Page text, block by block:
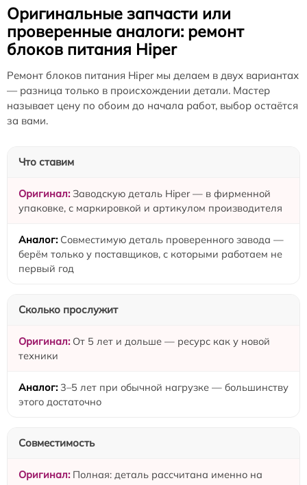
Оригинальные запчасти или
проверенные аналоги: ремонт
блоков питания Hiper
Ремонт блоков питания Hiper мы делаем в двух вариантах
— разница только в происхождении детали. Мастер
называет цену по обоим до начала работ, выбор остаётся
за вами.
Что ставим
Заводскую деталь Hiper — в фирменной
упаковке, с маркировкой и артикулом производителя
Совместимую деталь проверенного завода —
берём только у поставщиков, с которыми работаем не
первый год
Сколько прослужит
От 5 лет и дольше — ресурс как у новой
техники
3–5 лет при обычной нагрузке — большинству
этого достаточно
Совместимость
Полная: деталь рассчитана именно на